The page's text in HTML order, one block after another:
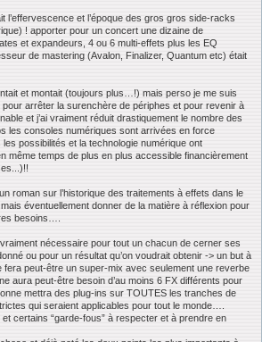
l’effervescence et l’époque des gros gros side-racks
! apporter pour un concert une dizaine de
et expandeurs, 4 ou 6 multi-effets plus les EQ
de mastering (Avalon, Finalizer, Quantum etc) était
et montait (toujours plus…!) mais perso je me suis
arrêter la surenchère de périphes et pour revenir à
et j’ai vraiment réduit drastiquement le nombre des
les consoles numériques sont arrivées en force
possibilités et la technologie numérique ont
même temps de plus en plus accessible financièrement
roman sur l’historique des traitements à effets dans le
mais éventuellement donner de la matière à réflexion pour
besoins….
vraiment nécessaire pour tout un chacun de cerner ses
ou pour un résultat qu’on voudrait obtenir -> un but à
fera peut-être un super-mix avec seulement une reverbe
aura peut-être besoin d’au moins 6 FX différents pour
mettra des plug-ins sur TOUTES les tranches de
qui seraient applicables pour tout le monde….
certains “garde-fous” à respecter et à prendre en